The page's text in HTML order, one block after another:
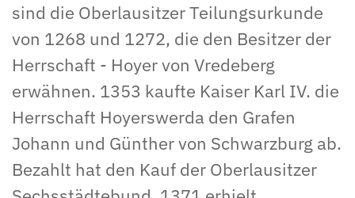
sind die Oberlausitzer Teilungsurkunde
von 1268 und 1272, die den Besitzer der
Herrschaft - Hoyer von Vredeberg
erwähnen. 1353 kaufte Kaiser Karl IV. die
Herrschaft Hoyerswerda den Grafen
Johann und Günther von Schwarzburg ab.
Bezahlt hat den Kauf der Oberlausitzer